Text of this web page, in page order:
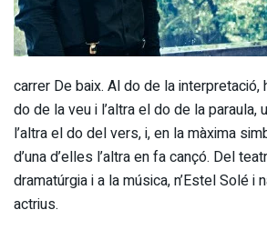
carrer De baix. Al do de la interpretació,
do de la veu i l’altra el do de la paraula,
l’altra el do del vers, i, en la màxima
d’una d’elles l’altra en fa cançó. Del
dramatúrgia i a la música, n’Estel Solé i
actrius.